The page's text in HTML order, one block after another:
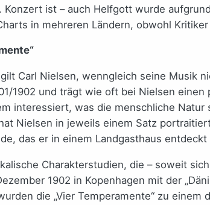
ist – auch Helfgott wurde
in mehreren Ländern, obwohl
Carl Nielsen, wenngleich seine Musik
1902 und trägt wie oft bei Nielsen
interessiert, was die menschliche Natur
Nielsen in jeweils einem Satz
das er in einem Landgasthaus entdeckt
Charakterstudien, die – soweit
1902 in Kopenhagen mit der
die „Vier Temperamente“ zu